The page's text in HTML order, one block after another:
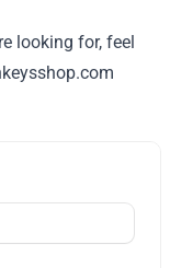
looking for, feel